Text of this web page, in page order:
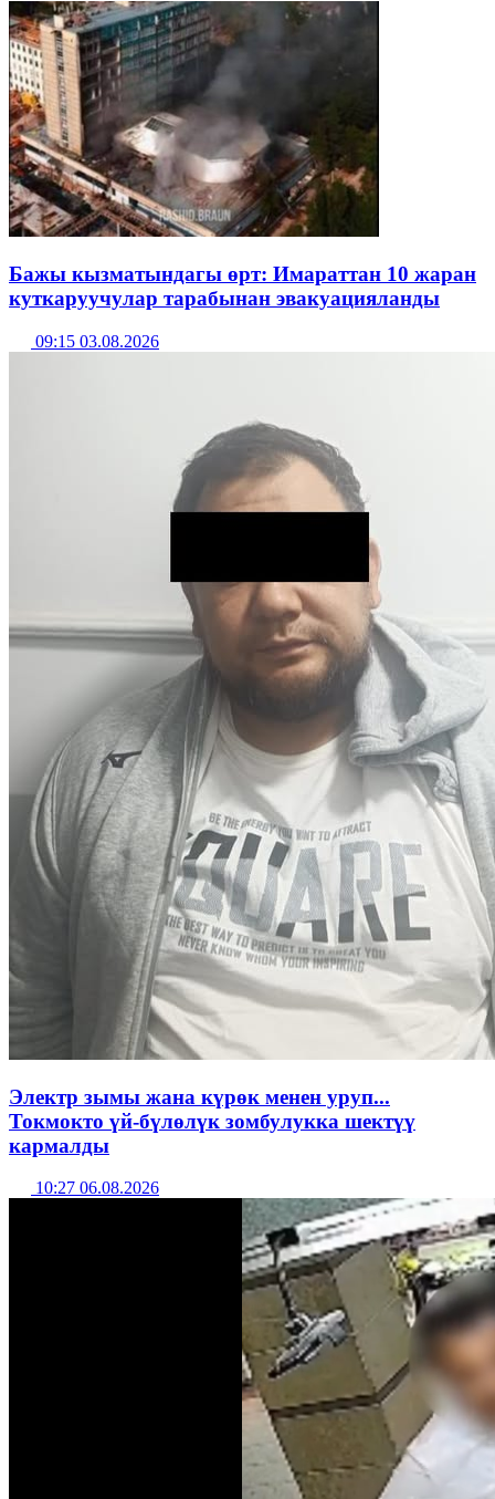
Бажы кызматындагы өрт: Имараттан 10 жаран
куткаруучулар тарабынан эвакуацияланды
09:15 03.08.2026
Электр зымы жана күрөк менен уруп...
Токмокто үй-бүлөлүк зомбулукка шектүү
кармалды
10:27 06.08.2026